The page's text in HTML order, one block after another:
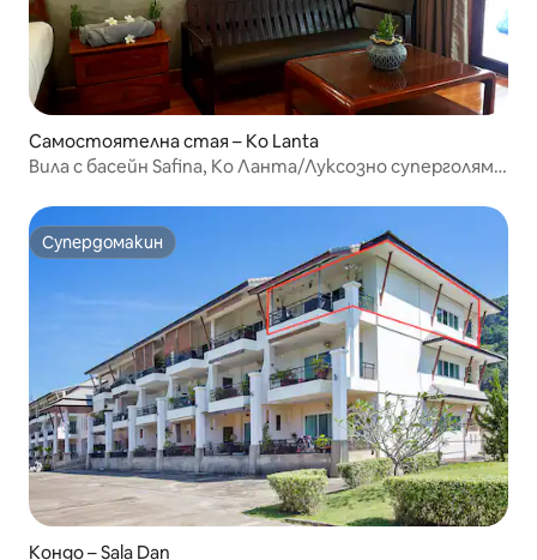
Самостоятелна стая – Ko Lanta
Вила с басейн Safina, Ко Ланта/Луксозно суперголямо
Супердомакин
Супердомакин
Кондо – Sala Dan